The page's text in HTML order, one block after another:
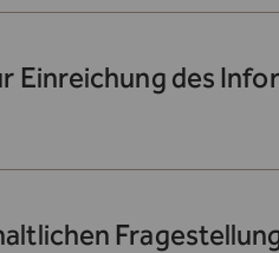
Einreichung des